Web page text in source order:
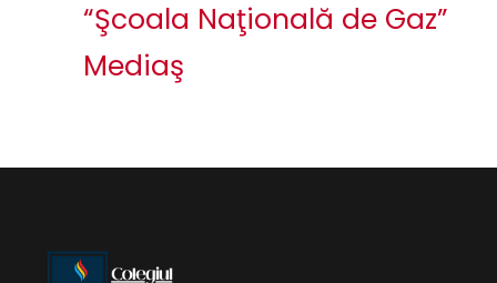
“Şcoala Naţională de Gaz”
Mediaş